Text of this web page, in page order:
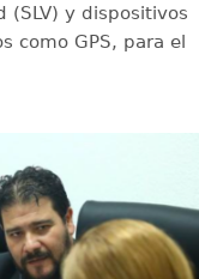
(SLV) y dispositivos
como GPS, para el